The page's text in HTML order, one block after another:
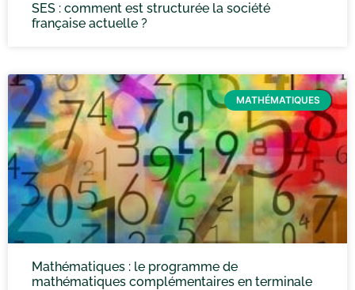
SES : comment est structurée la société
française actuelle ?
MATHÉMATIQUES
Mathématiques : le programme de
mathématiques complémentaires en terminale